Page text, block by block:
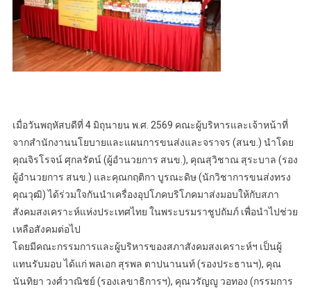
เมื่อวันพฤหัสบดีที่ 4 มิถุนายน พ.ศ. 2569 คณะผู้บริหารและเจ้าหน้าที่
จากสำนักงานนโยบายและแผนการขนส่งและจราจร (สนข.) นำโดย
คุณจิรโรจน์ ศุกลรัตน์ (ผู้อำนวยการ สนข.), คุณสุวิชาณ สุระบาล (รอง
ผู้อำนวยการ สนข.) และคุณกฤติกา บูรณะดิษ (นักวิชาการขนส่งทรง
คุณวุฒิ) ได้ร่วมใจกันนำเครื่องอุปโภคบริโภคมาส่งมอบให้กับสภา
สังคมสงเคราะห์แห่งประเทศไทย ในพระบรมราชูปถัมภ์ เพื่อนำไปช่วย
เหลือสังคมต่อไป
โดยมีคณะกรรมการและผู้บริหารของสภาสังคมสงเคราะห์ฯ เป็นผู้
แทนรับมอบ ได้แก่ พลเอก สุรพล ตาปนานนท์ (รองประธานฯ), คุณ
นันทิยา วงศ์วาณิชย์ (รองเลขาธิการฯ), คุณวรัญญู วอทอง (กรรมการ